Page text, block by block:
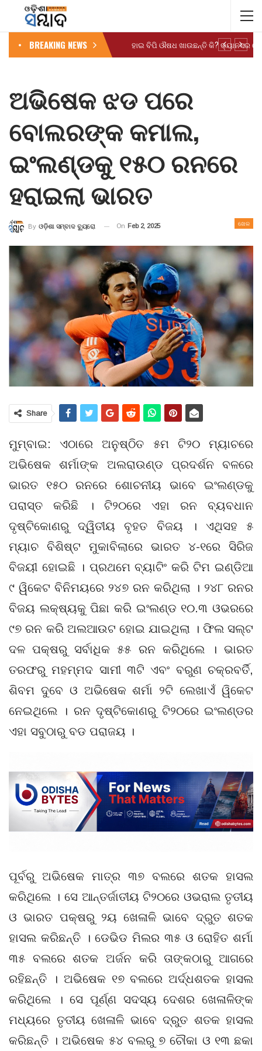
BREAKING NEWS
ଅଭିଷେକ ଝଡ ପରେ
ବୋଲରଙ୍କ କମାଲ,
ଇଂଲଣ୍ଡକୁ ୧୫୦ ରନରେ
ହରାଇଲା ଭାରତ
ଖେଳ
By ଓଡ଼ିଶା ସମ୍ବାଦ ବ୍ୟୁରୋ On Feb 2, 2025
Share
ମୁମ୍ବାଇ: ଏଠାରେ ଅନୁଷ୍ଠିତ ୫ମ ଟି୨୦ ମ୍ୟାଚରେ
ଅଭିଷେକ ଶର୍ମାଙ୍କ ଅଲରାଉଣ୍ଡ ପ୍ରଦର୍ଶନ ବଳରେ
ଭାରତ ୧୫୦ ରନରେ ଶୋଚନୀୟ ଭାବେ ଇଂଲଣ୍ଡକୁ
ପରାସ୍ତ କରିଛି । ଟି୨୦ରେ ଏହା ରନ ବ୍ୟବଧାନ
ଦୃଷ୍ଟିକୋଣରୁ ଦ୍ୱିତୀୟ ବୃହତ ବିଜୟ । ଏଥିସହ ୫
ମ୍ୟାଚ ବିଶିଷ୍ଟ ମୁକାବିଲାରେ ଭାରତ ୪-୧ରେ ସିରିଜ
ବିଜୟୀ ହୋଇଛି । ପ୍ରଥମେ ବ୍ୟାଟିଂ କରି ଟିମ ଇଣ୍ଡିଆ
୯ ୱିକେଟ ବିନିମୟରେ ୨୪୭ ରନ କରିଥିଲା । ୨୪୮ ରନର
ବିଜୟ ଲକ୍ଷ୍ୟକୁ ପିଛା କରି ଇଂଲଣ୍ଡ ୧୦.୩ ଓଭରରେ
୯୭ ରନ କରି ଅଲଆଉଟ ହୋଇ ଯାଇଥିଲା । ଫିଲ ସଲ୍ଟ
ଦଳ ପକ୍ଷରୁ ସର୍ବାଧିକ ୫୫ ରନ କରିଥିଲେ । ଭାରତ
ତରଫରୁ ମହମ୍ମଦ ସାମୀ ୩ଟି ଏବଂ ବରୁଣ ଚକ୍ରବର୍ତି,
ଶିବମ ଦୁବେ ଓ ଅଭିଷେକ ଶର୍ମା ୨ଟି ଲେଖାଏଁ ୱିକେଟ
ନେଇଥିଲେ । ରନ ଦୃଷ୍ଟିକୋଣରୁ ଟି୨୦ରେ ଇଂଲଣ୍ଡର
ଏହା ସବୁଠାରୁ ବଡ ପରାଜୟ ।
ପୂର୍ବରୁ ଅଭିଷେକ ମାତ୍ର ୩୭ ବଲରେ ଶତକ ହାସଲ
କରିଥିଲେ । ସେ ଆନ୍ତର୍ଜାତୀୟ ଟି୨୦ରେ ଓଭରାଲ ତୃତୀୟ
ଓ ଭାରତ ପକ୍ଷରୁ ୨ୟ ଖେଳାଳି ଭାବେ ଦ୍ରୁତ ଶତକ
ହାସଲ କରିଛନ୍ତି । ଡେଭିଡ ମିଲର ୩୫ ଓ ରୋହିତ ଶର୍ମା
୩୫ ବଲରେ ଶତକ ଅର୍ଜନ କରି ତାଙ୍କଠାରୁ ଆଗରେ
ରହିଛନ୍ତି । ଅଭିଷେକ ୧୭ ବଲରେ ଅର୍ଦ୍ଧଶତକ ହାସଲ
କରିଥିଲେ । ସେ ପୂର୍ଣ୍ଣ ସଦସ୍ୟ ଦେଶର ଖେଳାଳିଙ୍କ
ମଧ୍ୟରେ ତୃତୀୟ ଖେଳାଳି ଭାବେ ଦ୍ରୁତ ଶତକ ହାସଲ
କରିଛନ୍ତି । ଅଭିଷେକ ୫୪ ବଲରୁ ୭ ଚୌକା ଓ ୧୩ ଛକା